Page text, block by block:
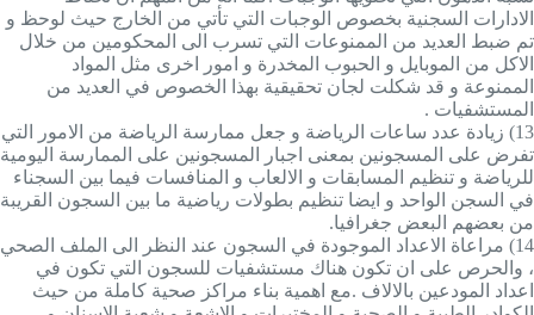
الادارات السجنية بخصوص الوجبات التي تأتي من الخارج حيث لوحظ و
تم ضبط العديد من الممنوعات التي تسرب الى المحكومين من خلال
الاكل من الموبايل و الحبوب المخدرة و امور اخرى مثل المواد
الممنوعة و قد شكلت لجان تحقيقية بهذا الخصوص في العديد من
المستشفيات .
13)
زيادة عدد ساعات الرياضة و جعل ممارسة الرياضة من الامور التي
تفرض على المسجونين بمعنى اجبار المسجونين على الممارسة اليومية
للرياضة و تنظيم المسابقات و الالعاب و المنافسات فيما بين السجناء
في السجن الواحد و ايضا تنظيم بطولات رياضية ما بين السجون القريبة
من بعضهم البعض جغرافيا.
14)
مراعاة الاعداد الموجودة في السجون عند النظر الى الملف الصحي
، والحرص على ان تكون هناك مستشفيات للسجون التي تكون في
اعداد المودعين بالالاف .مع اهمية بناء مراكز صحية كاملة من حيث